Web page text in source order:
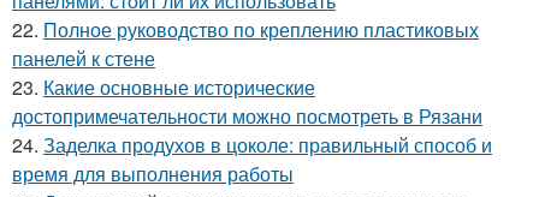
22. Полное руководство по креплению пластиковых
панелей к стене
23. Какие основные исторические
достопримечательности можно посмотреть в Рязани
24. Заделка продухов в цоколе: правильный способ и
время для выполнения работы